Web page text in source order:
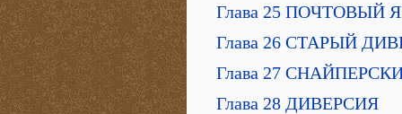
Глава 25 ПОЧТОВЫЙ
Глава 26 СТАРЫЙ
Глава 27
Глава 28 ДИВЕРСИЯ